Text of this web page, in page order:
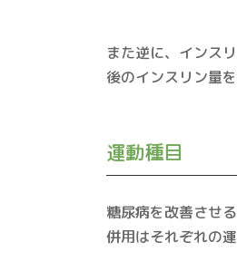
また逆に、インス
後のインスリン量
運動種目
糖尿病を改善させる
併用はそれぞれの